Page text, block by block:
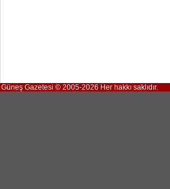
Güneş Gazetesi © 2005-2026 Her hakkı saklıdır.